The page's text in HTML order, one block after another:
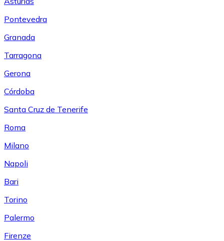
Pontevedra
Granada
Tarragona
Gerona
Córdoba
Santa Cruz de Tenerife
Roma
Milano
Napoli
Bari
Torino
Palermo
Firenze